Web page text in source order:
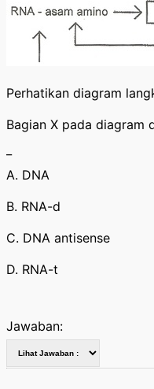
Perhatikan diagram
Bagian X pada diagram
A. DNA
B. RNA-d
C. DNA antisense
D. RNA-t
Jawaban: